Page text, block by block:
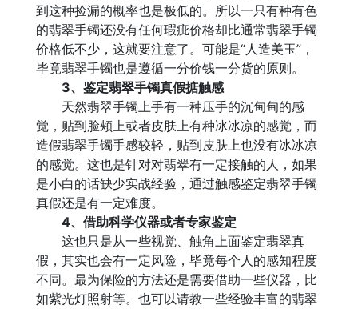
到这种捡漏的概率也是极低的。所以一只有种有色
的翡翠手镯还没有任何瑕疵价格却比通常翡翠手镯
价格低不少，这就要注意了。可能是“人造美玉”，
毕竟翡翠手镯也是遵循一分价钱一分货的原则。
3、鉴定翡翠手镯真假掂触感
天然翡翠手镯上手有一种压手的沉甸甸的感
觉，贴到脸颊上或者皮肤上有种冰冰凉的感觉，而
造假翡翠手镯手感较轻，贴到皮肤上也没有冰冰凉
的感觉。这也是针对对翡翠有一定接触的人，如果
是小白的话缺少实战经验，通过触感鉴定翡翠手镯
真假还是有一定难度。
4、借助科学仪器或者专家鉴定
这也只是从一些视觉、触角上面鉴定翡翠真
假，其实也会有一定风险，毕竟每个人的感知程度
不同。最为保险的方法还是需要借助一些仪器，比
如紫光灯照射等。也可以请教一些经验丰富的翡翠